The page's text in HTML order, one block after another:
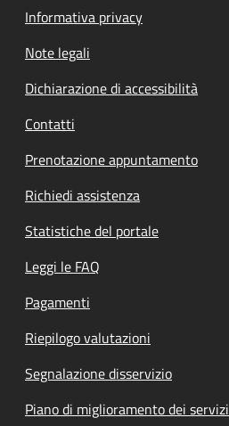
Informativa privacy
Note legali
Dichiarazione di accessibilità
Contatti
Prenotazione appuntamento
Richiedi assistenza
Statistiche del portale
Leggi le FAQ
Pagamenti
Riepilogo valutazioni
Segnalazione disservizio
Piano di miglioramento dei servizi